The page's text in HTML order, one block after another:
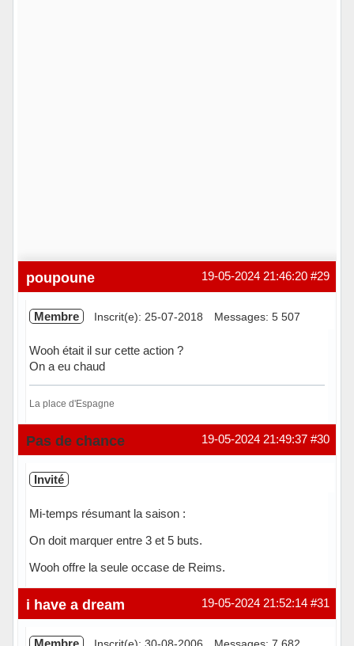
#29
19-05-2024 21:46:20
poupoune
Membre Inscrit(e): 25-07-2018 Messages: 5 507
Wooh était il sur cette action ?
On a eu chaud
La place d'Espagne
Hors ligne #30
19-05-2024 21:49:37
Pas de chance
Invité
Mi-temps résumant la saison :
On doit marquer entre 3 et 5 buts.
Wooh offre la seule occase de Reims.
#31
19-05-2024 21:52:14
i have a dream